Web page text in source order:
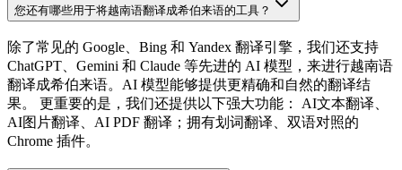
您还有哪些用于将越南语翻译成希伯来语的工具？
除了常见的 Google、Bing 和 Yandex 翻译引擎，我们还支持
ChatGPT、Gemini 和 Claude 等先进的 AI 模型，来进行越南语
翻译成希伯来语。AI 模型能够提供更精确和自然的翻译结
果。 更重要的是，我们还提供以下强大功能： AI文本翻译、
AI图片翻译、AI PDF 翻译；拥有划词翻译、双语对照的
Chrome 插件。